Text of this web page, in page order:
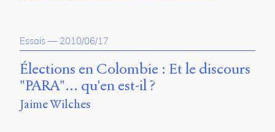
Essais — 2010/06/17
Élections en Colombie : Et le discours
"PARA"... qu'en est-il ?
Jaime Wilches